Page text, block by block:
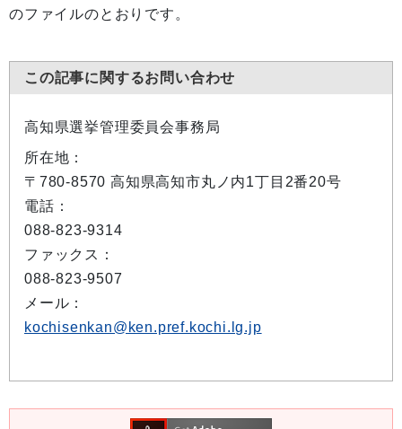
のファイルのとおりです。
この記事に関するお問い合わせ
高知県選挙管理委員会事務局
所在地：
〒780-8570 高知県高知市丸ノ内1丁目2番20号
電話：
088-823-9314
ファックス：
088-823-9507
メール：
kochisenkan@ken.pref.kochi.lg.jp